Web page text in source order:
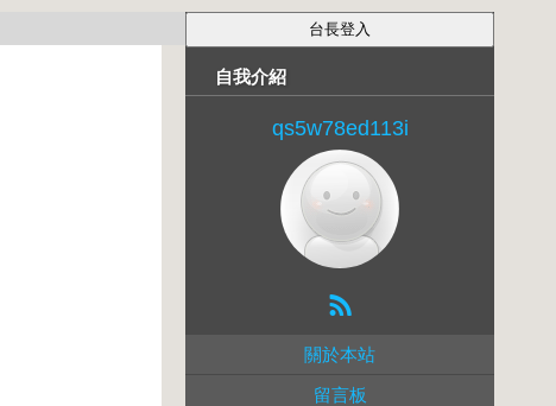
自我介紹
qs5w78ed113i
關於本站
留言板